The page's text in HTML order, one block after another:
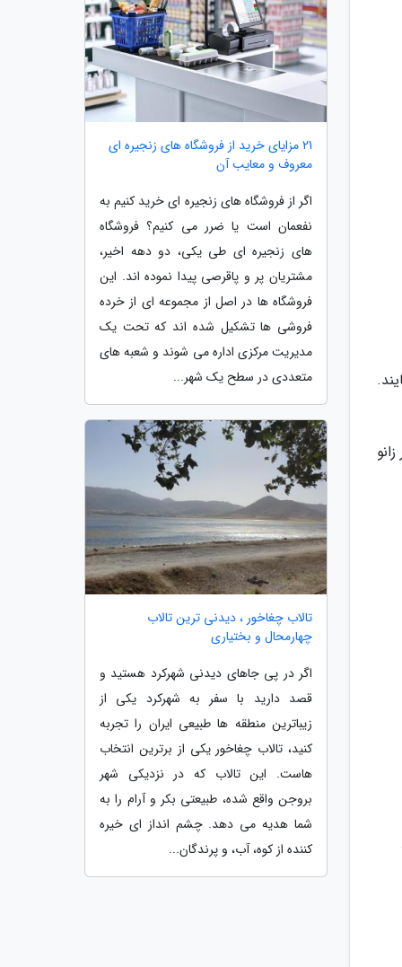
21 مزایای خرید از فروشگاه های زنجیره ای
معروف و معایب آن
اگر از فروشگاه های زنجیره ای خرید کنیم به
نفعمان است یا ضرر می کنیم؟ فروشگاه
های زنجیره ای طی یکی، دو دهه اخیر،
مشتریان پر و پاقرصی پیدا نموده اند. این
فروشگاه ها در اصل از مجموعه ای از خرده
فروشی ها تشکیل شده اند که تحت یک
مدیریت مرکزی اداره می شوند و شعبه های
متعددی در سطح یک شهر...
تالاب چغاخور ، دیدنی ترین تالاب
چهارمحال و بختیاری
اگر در پی جاهای دیدنی شهرکرد هستید و
قصد دارید با سفر به شهرکرد یکی از
زیباترین منطقه ها طبیعی ایران را تجربه
کنید، تالاب چغاخور یکی از برترین انتخاب
هاست. این تالاب که در نزدیکی شهر
بروجن واقع شده، طبیعتی بکر و آرام را به
شما هدیه می دهد. چشم انداز ای خیره
کننده از کوه، آب، و پرندگان...